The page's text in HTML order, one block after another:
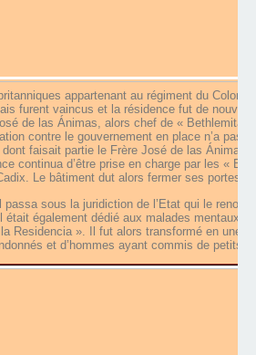
appartenant au régiment du
furent vaincus et la résidence fut de
de las Ánimas, alors chef de «
contre le gouvernement en place n’a pas
faisait partie le Frère José de las
continua d’être prise en charge par les «
Le bâtiment dut alors fermer ses portes
passa sous la juridiction de l’Etat qui le
était également dédié aux malades mentaux.
Residencia ». Il fut alors transformé en une
et d’hommes ayant commis de petits